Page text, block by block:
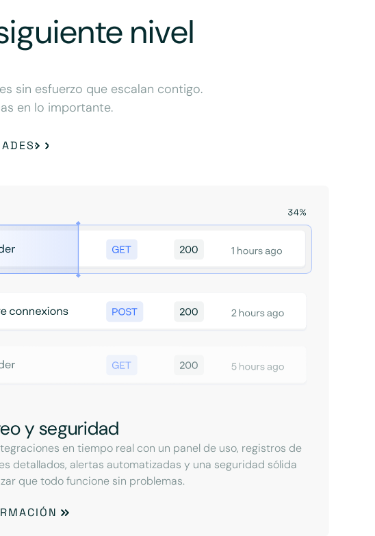
nivel
sin esfuerzo que escalan contigo.
en lo importante.
y seguridad
en tiempo real con un panel de uso, registros de
detallados, alertas automatizadas y una seguridad sólida
que todo funcione sin problemas.